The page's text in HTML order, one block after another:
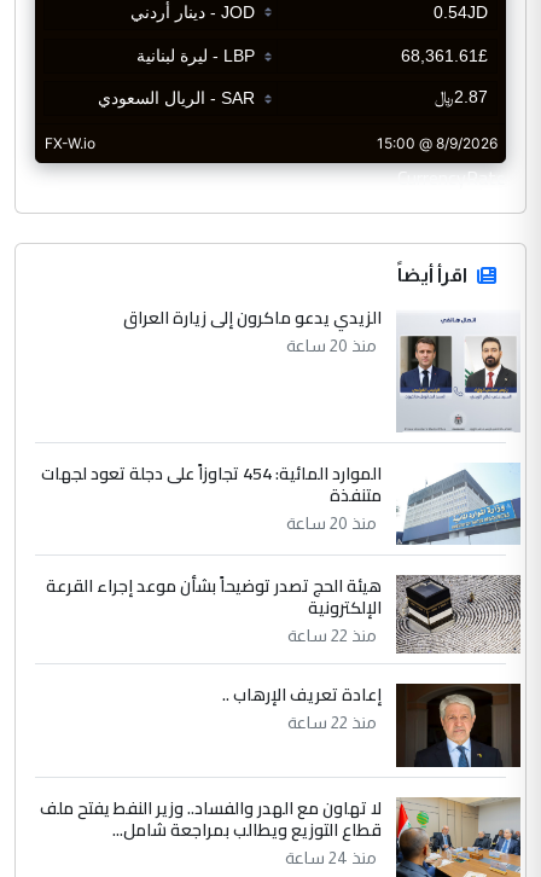
CurrencyRate
اقرأ أيضاً
الزيدي يدعو ماكرون إلى زيارة العراق
منذ 20 ساعة
الموارد المائية: 454 تجاوزاً على دجلة تعود لجهات
متنفذة
منذ 20 ساعة
هيئة الحج تصدر توضيحاً بشأن موعد إجراء القرعة
الإلكترونية
منذ 22 ساعة
إعادة تعريف الإرهاب ..
منذ 22 ساعة
لا تهاون مع الهدر والفساد.. وزير النفط يفتح ملف
قطاع التوزيع ويطالب بمراجعة شامل...
منذ 24 ساعة